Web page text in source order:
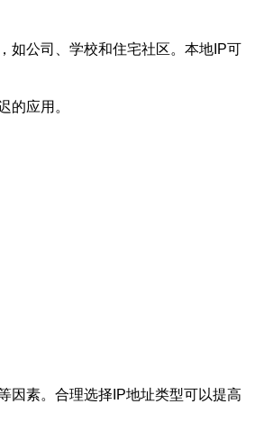
如公司、学校和住宅社区。本地IP可
的应用。
因素。合理选择IP地址类型可以提高